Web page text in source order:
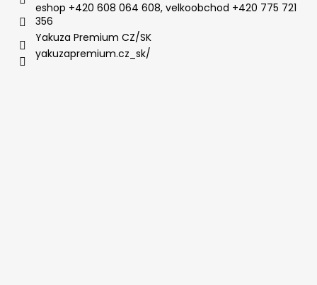
eshop +420 608 064 608, velkoobchod +420 775 721
356
Yakuza Premium CZ/SK
yakuzapremium.cz_sk/